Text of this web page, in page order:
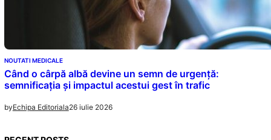
NOUTATI MEDICALE
Când o cârpă albă devine un semn de urgență:
semnificația și impactul acestui gest în trafic
byEchipa Editoriala26 iulie 2026